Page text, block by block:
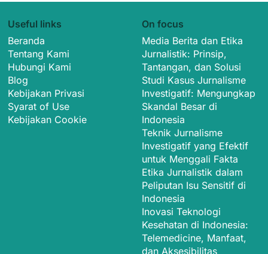
Useful links
Beranda
Tentang Kami
Hubungi Kami
Blog
Kebijakan Privasi
Syarat of Use
Kebijakan Cookie
On focus
Media Berita dan Etika
Jurnalistik: Prinsip,
Tantangan, dan Solusi
Studi Kasus Jurnalisme
Investigatif: Mengungkap
Skandal Besar di
Indonesia
Teknik Jurnalisme
Investigatif yang Efektif
untuk Menggali Fakta
Etika Jurnalistik dalam
Peliputan Isu Sensitif di
Indonesia
Inovasi Teknologi
Kesehatan di Indonesia:
Telemedicine, Manfaat,
dan Aksesibilitas